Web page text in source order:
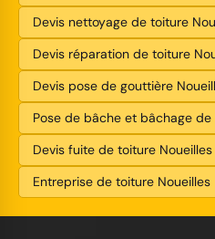
Devis nettoyage de toiture
Devis réparation de toiture
Devis pose de gouttière
Pose de bâche et bâchage
Devis fuite de toiture Noueilles
Entreprise de toiture Noueilles